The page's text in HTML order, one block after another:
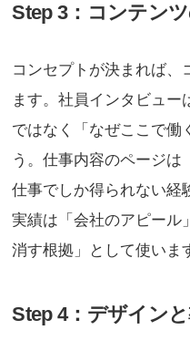
Step 3：コンテン
コンセプトが決まれば、
ます。社員インタビュー
ではなく「なぜここで働
う。仕事内容のページ
仕事でしか得られない経
実績は「会社のアピール
消す根拠」として使いま
Step 4：デザイン